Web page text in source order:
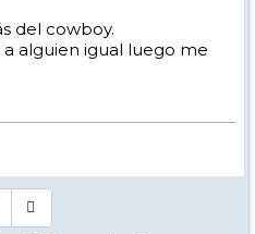
del cowboy.
a alguien igual luego me